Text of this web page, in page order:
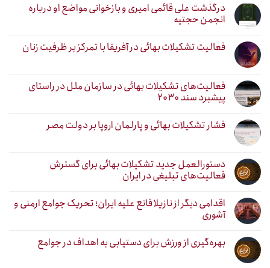
درگذشت علی قائمی امیری و بازخوانی مواضع او درباره
انجمن حجتیه
فعالیت تشکیلات بهائی در آفریقا با تمرکز بر ظرفیت زنان
فعالیت‌های تشکیلات بهائی در سازمان ملل در راستای
پیشبرد سند ۲۰۳۰
فشار تشکیلات بهائی و پارلمان اروپا بر دولت مصر
دستورالعمل جدید تشکیلات بهائی برای گسترش
فعالیت‌های تبلیغی در ایران
اقدامی دیگر از نازیلا قانع علیه ایران؛ تحریک جوامع ارمنی و
آشوری
بهره‌گیری از ورزش برای دستیابی به اهداف در جوامع